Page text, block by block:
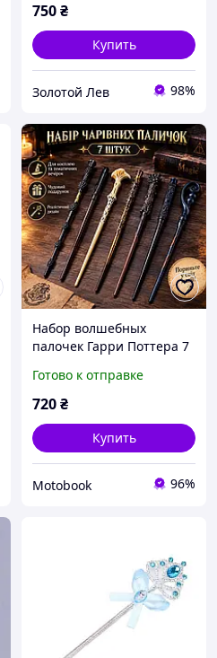
750₴
Купить
Золотой Лев 98%
Набор волшебных
палочек Гарри Поттера 7
магические палочки для
косплея и подарка
Готово к отправке
720₴
Купить
Motobook 96%